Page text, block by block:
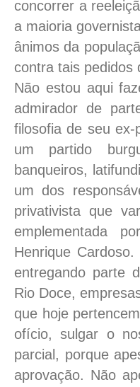
concorrer a
a maioria
ânimos da
contra tais pedidos
Não estou aqui
admirador de
filosofia de seu
um partido
banqueiros,
um dos
privativista que
emplementada
Henrique
entregando parte
Rio Doce,
que hoje
ofício, sulgar o
parcial, porque
aprovação. Não